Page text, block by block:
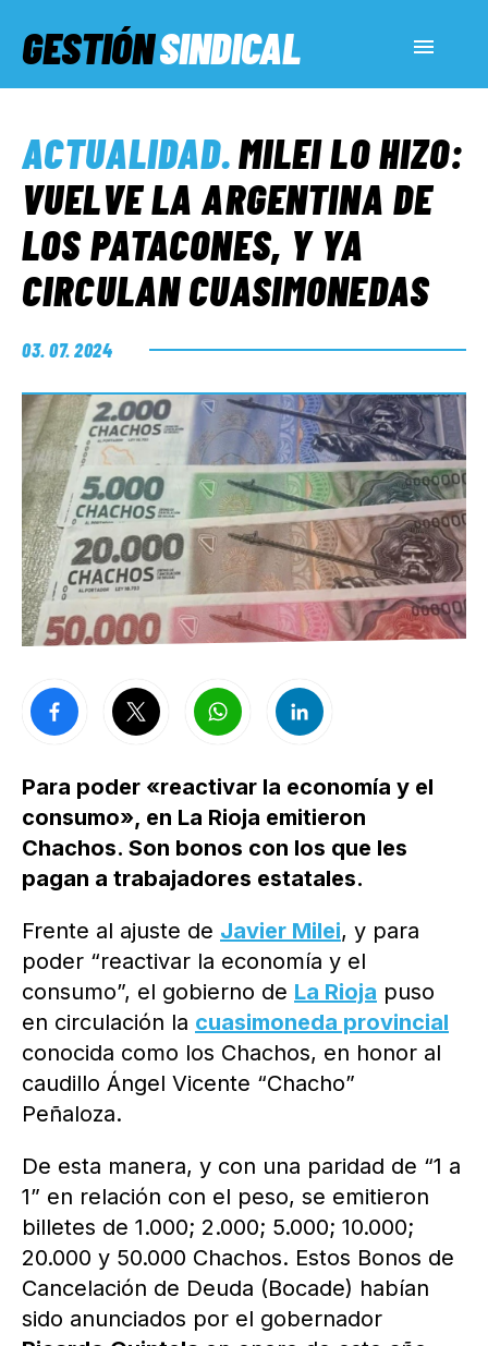
GESTIÓNSINDICAL
SERVICIOS SOCIALES
INFORMES ESPECIALES
FUERA DE MEGÁFONO
EL LADO «G»
ACTUALIDAD.MILEI LO HIZO:
VUELVE LA ARGENTINA DE
LOS PATACONES, Y YA
CIRCULAN CUASIMONEDAS
03. 07. 2024
Para poder «reactivar la economía y el
consumo», en La Rioja emitieron
Chachos. Son bonos con los que les
pagan a trabajadores estatales.
Frente al ajuste de Javier Milei, y para
poder “reactivar la economía y el
consumo”, el gobierno de La Rioja puso
en circulación la cuasimoneda provincial
conocida como los Chachos, en honor al
caudillo Ángel Vicente “Chacho”
Peñaloza.
De esta manera, y con una paridad de “1 a
1” en relación con el peso, se emitieron
billetes de 1.000; 2.000; 5.000; 10.000;
20.000 y 50.000 Chachos. Estos Bonos de
Cancelación de Deuda (Bocade) habían
sido anunciados por el gobernador